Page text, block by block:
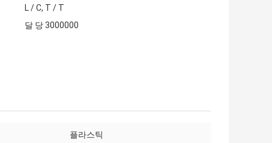
L / C, T / T
달 당 3000000
플라스틱